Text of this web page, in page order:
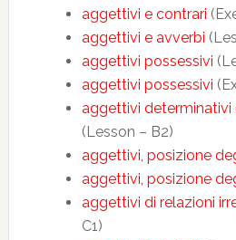
aggettivi e contrari
aggettivi e avverbi
aggettivi possessivi
aggettivi possessivi
aggettivi determinativi
(Lesson – B2)
aggettivi, posizione
aggettivi, posizione
aggettivi di relazioni
C1)